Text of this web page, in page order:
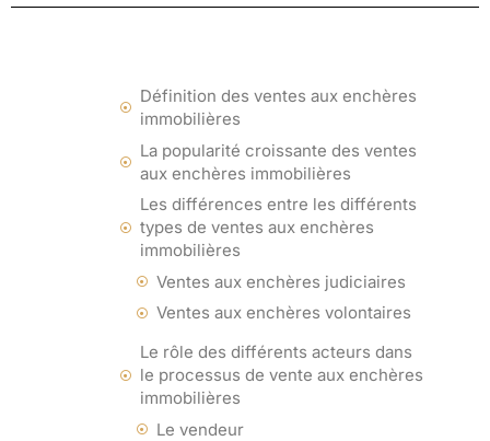
Définition des ventes aux enchères
immobilières
La popularité croissante des ventes
aux enchères immobilières
Les différences entre les différents
types de ventes aux enchères
immobilières
Ventes aux enchères judiciaires
Ventes aux enchères volontaires
Le rôle des différents acteurs dans
le processus de vente aux enchères
immobilières
Le vendeur